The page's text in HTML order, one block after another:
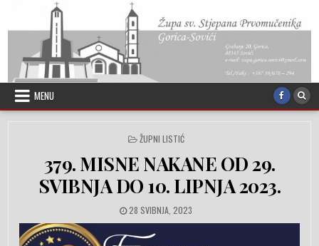
Skip to content
MENU
POSTED IN
ŽUPNI LISTIĆ
379. MISNE NAKANE OD 29.
SVIBNJA DO 10. LIPNJA 2023.
PUBLISHED DATE:
28 SVIBNJA, 2023